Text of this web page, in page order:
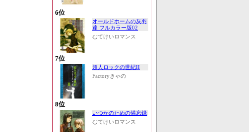
6位
オールドホームの灰羽
達 フルカラー版02
むてけいロマンス
7位
超人ロックの世紀II
Factoryきゃの
8位
いつかのための備忘録
むてけいロマンス